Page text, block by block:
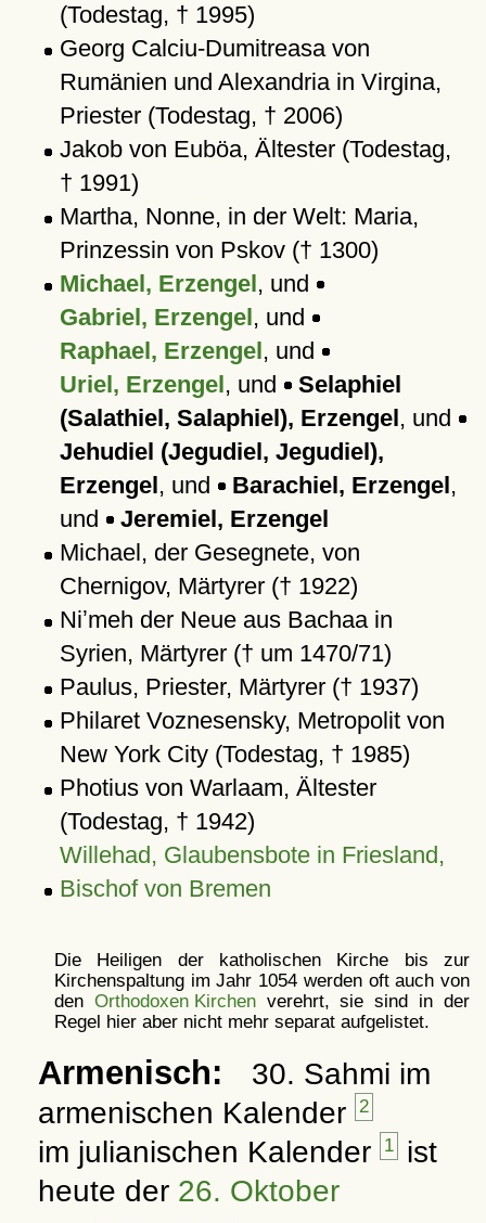
(Todestag, † 1995)
Georg Calciu-Dumitreasa von
Rumänien und Alexandria in Virgina,
Priester (Todestag, † 2006)
Jakob von Euböa, Ältester (Todestag,
† 1991)
Martha, Nonne, in der Welt: Maria,
Prinzessin von Pskov († 1300)
Michael, Erzengel, und
Gabriel, Erzengel, und
Raphael, Erzengel, und
Uriel, Erzengel, und
Selaphiel
(Salathiel, Salaphiel), Erzengel, und
Jehudiel (Jegudiel, Jegudiel),
Erzengel, und Barachiel, Erzengel,
und
Jeremiel, Erzengel
Michael, der Gesegnete, von
Chernigov, Märtyrer († 1922)
Niʼmeh der Neue aus Bachaa in
Syrien, Märtyrer († um 1470/71)
Paulus, Priester, Märtyrer († 1937)
Philaret Voznesensky, Metropolit von
New York City (Todestag, † 1985)
Photius von Warlaam, Ältester
(Todestag, † 1942)
Willehad, Glaubensbote in Friesland,
Bischof von Bremen
Die Heiligen der katholischen Kirche bis zur
Kirchenspaltung im Jahr 1054 werden oft auch von
den Orthodoxen Kirchenverehrt, sie sind in der
Regel hier aber nicht mehr separat aufgelistet.
Armenisch:
30. Sahmi im
armenischen Kalender
2
im julianischen Kalender 1 ist
heute der 26. Oktober